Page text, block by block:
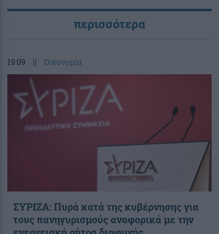
περισσότερα
19:09 || Οικονομία
ΣΥΡΙΖΑ: Πυρά κατά της κυβέρνησης για
τους πανηγυρισμούς αναφορικά με την